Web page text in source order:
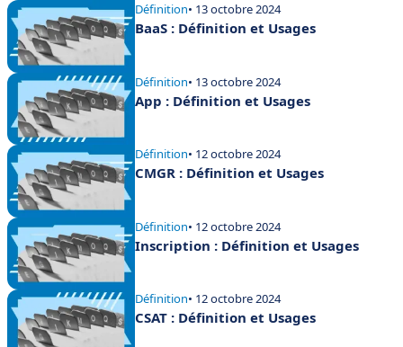
Définition• 13 octobre 2024
BaaS : Définition et Usages
Définition• 13 octobre 2024
App : Définition et Usages
Définition• 12 octobre 2024
CMGR : Définition et Usages
Définition• 12 octobre 2024
Inscription : Définition et Usages
Définition• 12 octobre 2024
CSAT : Définition et Usages